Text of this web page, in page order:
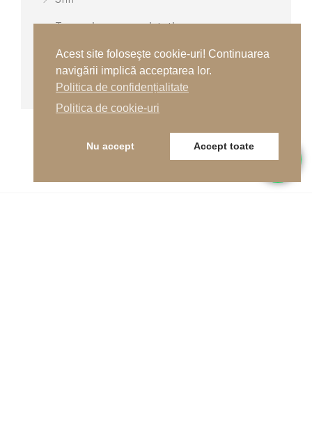
Terenuri cu gazon sintetic
Terenuri de tenis
Terenuri turnate multisport
Acest site foloseşte cookie-uri! Continuarea
navigării implică acceptarea lor.
Politica de confidențialitate
Politica de cookie-uri
Nu accept Accept toate